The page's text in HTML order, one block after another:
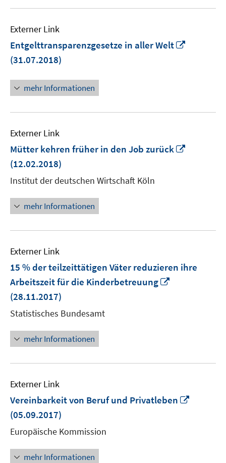
Externer Link
Entgelttransparenzgesetze in aller Welt
(31.07.2018)
mehr Informationen
Externer Link
Mütter kehren früher in den Job zurück
(12.02.2018)
Institut der deutschen Wirtschaft Köln
mehr Informationen
Externer Link
15 % der teilzeittätigen Väter reduzieren ihre
Arbeitszeit für die Kinderbetreuung
(28.11.2017)
Statistisches Bundesamt
mehr Informationen
Externer Link
Vereinbarkeit von Beruf und Privatleben
(05.09.2017)
Europäische Kommission
mehr Informationen